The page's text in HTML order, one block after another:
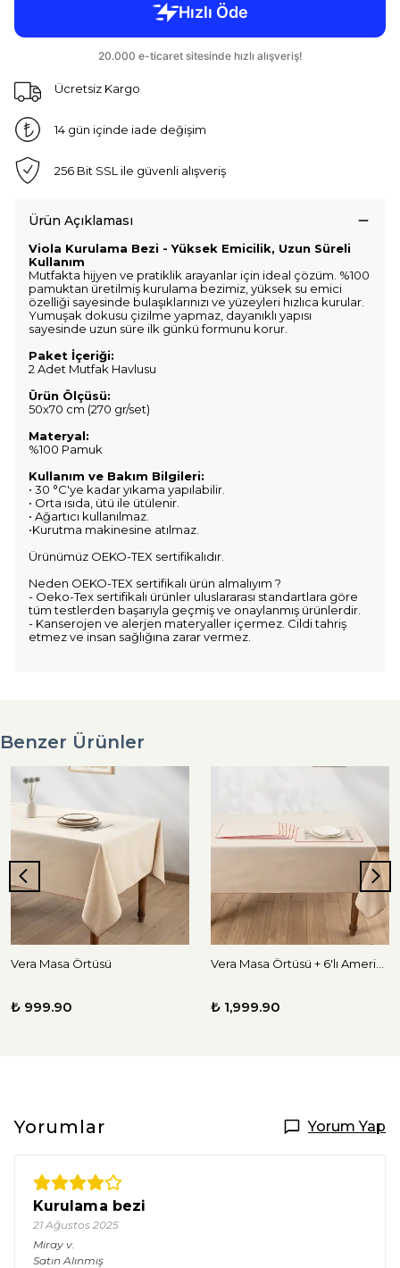
Ücretsiz Kargo
14 gün içinde iade değişim
256 Bit SSL ile güvenli alışveriş
Ürün Açıklaması
Viola Kurulama Bezi - Yüksek Emicilik, Uzun Süreli
Kullanım
Mutfakta hijyen ve pratiklik arayanlar için ideal çözüm. %100
pamuktan üretilmiş kurulama bezimiz, yüksek su emici
özelliği sayesinde bulaşıklarınızı ve yüzeyleri hızlıca kurular.
Yumuşak dokusu çizilme yapmaz, dayanıklı yapısı
sayesinde uzun süre ilk günkü formunu korur.
Paket İçeriği:
2 Adet Mutfak Havlusu
Ürün Ölçüsü:
50x70 cm (270 gr/set)
Materyal:
%100 Pamuk
Kullanım ve Bakım Bilgileri:
• 30 °C'ye kadar yıkama yapılabilir.
• Orta ısıda, ütü ile ütülenir.
• Ağartıcı kullanılmaz.
•Kurutma makinesine atılmaz.
Ürünümüz OEKO-TEX sertifikalıdır.
Neden OEKO-TEX sertifikalı ürün almalıyım ?
- Oeko-Tex sertifikalı ürünler uluslararası standartlara göre
tüm testlerden başarıyla geçmiş ve onaylanmış ürünlerdir.
- Kanserojen ve alerjen materyaller içermez. Cildi tahriş
etmez ve insan sağlığına zarar vermez.
Benzer Ürünler
Vera Masa Örtüsü
₺ 999.90 ₺ 1,999.90
Yorumlar Yorum Yap
Kurulama bezi
21 Ağustos 2025
Miray v.
Satın Alınmış